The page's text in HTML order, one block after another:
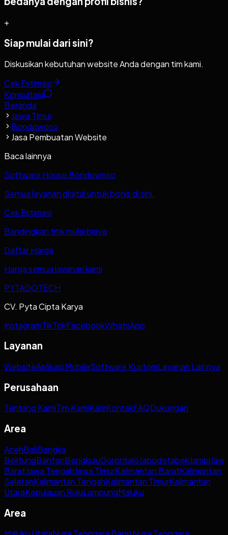
+
Siap mulai dari sini?
Diskusikan kebutuhan website Anda dengan tim kami.
Cek Estimasi
Konsultasi
Beranda
Jawa Timur
Bondowoso
Jasa Pembuatan Website
Baca lainnya
Software House Bondowoso
Semua layanan digital untuk bisnis di sini.
Cek Estimasi
Bandingkan titik mulai biaya
Daftar Harga
Harga semua layanan kami
PYTAGOTECH
CV. Pyta Cipta Karya
InstagramTikTokFacebookWhatsApp
Layanan
WebsiteAplikasi MobileSoftware KustomLayanan Lainnya
Perusahaan
Tentang KamiTim KamiKarirKontakFAQDukungan
Area
AcehBaliBangka
BelitungBantenBengkuluGorontaloJabodetabekJambi
BaratJawa TengahJawa TimurKalimantan BaratKalimantan
SelatanKalimantan TengahKalimantan TimurKalimantan
UtaraKepulauan RiauLampungMaluku
Area